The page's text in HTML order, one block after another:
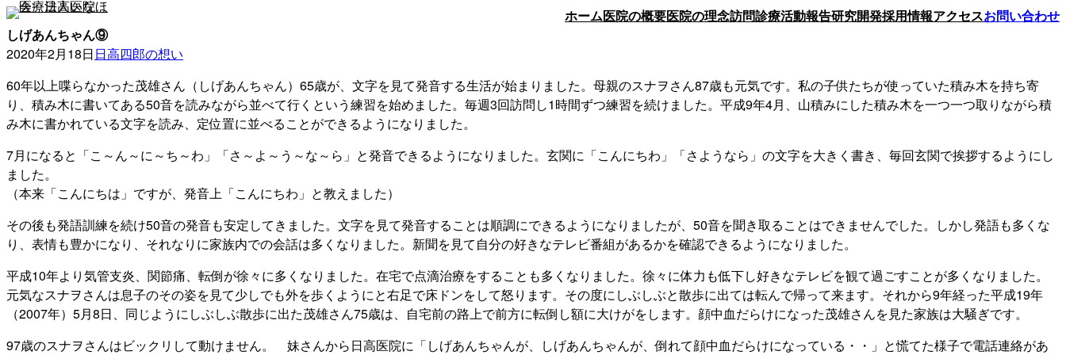
内
容
を
キ
ッ
プ
ホーム医院の概要医院の理念訪問診療活動報告研究開発採用情報アクセスお問い合わせ
しげあんちゃん⑨
2020年2月18日日高四郎の想い
60年以上喋らなかった茂雄さん（しげあんちゃん）65歳が、文字を見て発音する生活が始まりました。母親のスナヲさん87歳も元気です。私の子供たちが使っていた積み木を持ち寄
り、積み木に書いてある50音を読みながら並べて行くという練習を始めました。毎週3回訪問し1時間ずつ練習を続けました。平成9年4月、山積みにした積み木を一つ一つ取りながら積
み木に書かれている文字を読み、定位置に並べることができるようになりました。
7月になると「こ～ん～に～ち～わ」「さ～よ～う～な～ら」と発音できるようになりました。玄関に「こんにちわ」「さようなら」の文字を大きく書き、毎回玄関で挨拶するようにし
ました。
（本来「こんにちは」ですが、発音上「こんにちわ」と教えました）
その後も発語訓練を続け50音の発音も安定してきました。文字を見て発音することは順調にできるようになりましたが、50音を聞き取ることはできませんでした。しかし発語も多くな
り、表情も豊かになり、それなりに家族内での会話は多くなりました。新聞を見て自分の好きなテレビ番組があるかを確認できるようになりました。
平成10年より気管支炎、関節痛、転倒が徐々に多くなりました。在宅で点滴治療をすることも多くなりました。徐々に体力も低下し好きなテレビを観て過ごすことが多くなりました。
元気なスナヲさんは息子のその姿を見て少しでも外を歩くようにと右足で床ドンをして怒ります。その度にしぶしぶと散歩に出ては転んで帰って来ます。それから9年経った平成19年
（2007年）5月8日、同じようにしぶしぶ散歩に出た茂雄さん75歳は、自宅前の路上で前方に転倒し額に大けがをします。顔中血だらけになった茂雄さんを見た家族は大騒ぎです。
97歳のスナヲさんはビックリして動けません。 妹さんから日高医院に「しげあんちゃんが、しげあんちゃんが、倒れて顔中血だらけになっている・・」と慌てた様子で電話連絡があ